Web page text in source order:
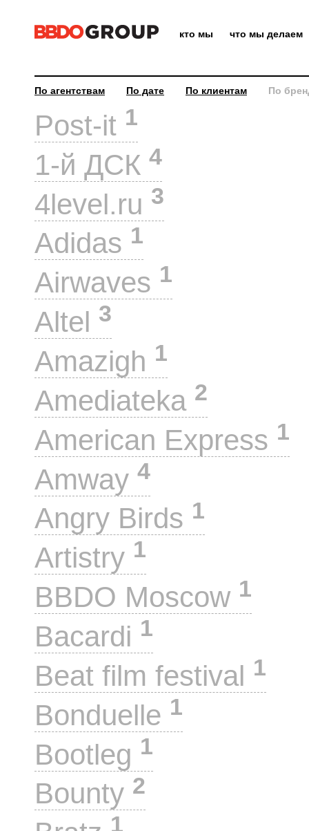
кто мы что мы делаем
По агентствам По дате По клиентам По
Post-it 1
1-й ДСК 4
4level.ru 3
Adidas 1
Airwaves 1
Altel 3
Amazigh 1
Amediateka 2
American Express 1
Amway 4
Angry Birds 1
Artistry 1
BBDO Moscow 1
Bacardi 1
Beat film festival 1
Bonduelle 1
Bootleg 1
Bounty 2
1